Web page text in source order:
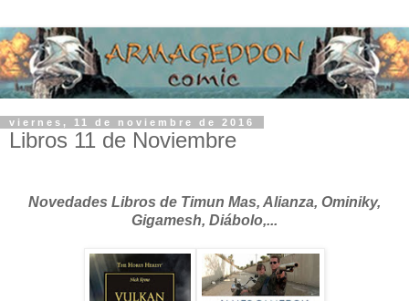
viernes, 11 de noviembre de 2016
Libros 11 de Noviembre
Novedades Libros de Timun Mas, Alianza, Ominiky,
Gigamesh, Diábolo,...